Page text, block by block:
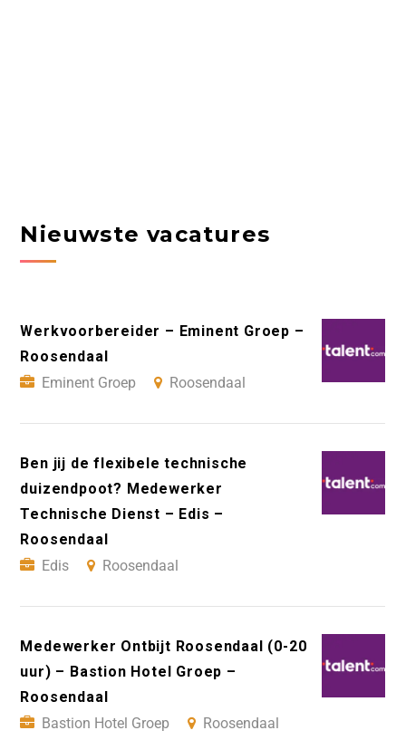
Nieuwste vacatures
Werkvoorbereider – Eminent Groep –
Roosendaal
Eminent Groep
Roosendaal
Ben jij de flexibele technische
duizendpoot? Medewerker
Technische Dienst – Edis –
Roosendaal
Edis
Roosendaal
Medewerker Ontbijt Roosendaal (0-20
uur) – Bastion Hotel Groep –
Roosendaal
Bastion Hotel Groep
Roosendaal